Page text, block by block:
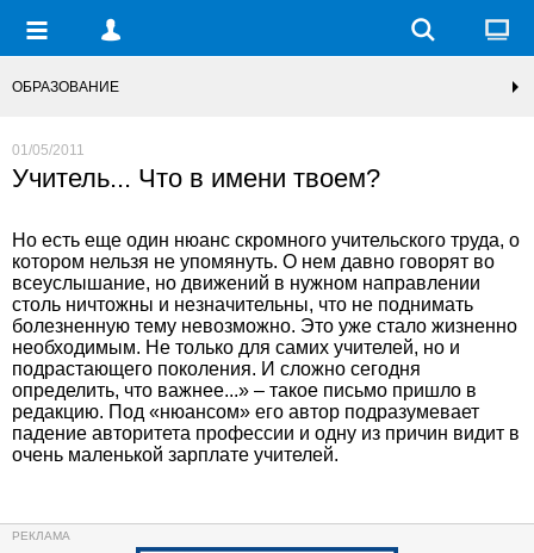
ОБРАЗОВАНИЕ
01/05/2011
Учитель... Что в имени твоем?
Но есть еще один нюанс скромного учительского труда, о
котором нельзя не упомянуть. О нем давно говорят во
всеуслышание, но движений в нужном направлении
столь ничтожны и незначительны, что не поднимать
болезненную тему невозможно. Это уже стало жизненно
необходимым. Не только для самих учителей, но и
подрастающего поколения. И сложно сегодня
определить, что важнее...» – такое письмо пришло в
редакцию. Под «нюансом» его автор подразумевает
падение авторитета профессии и одну из причин видит в
очень маленькой зарплате учителей.